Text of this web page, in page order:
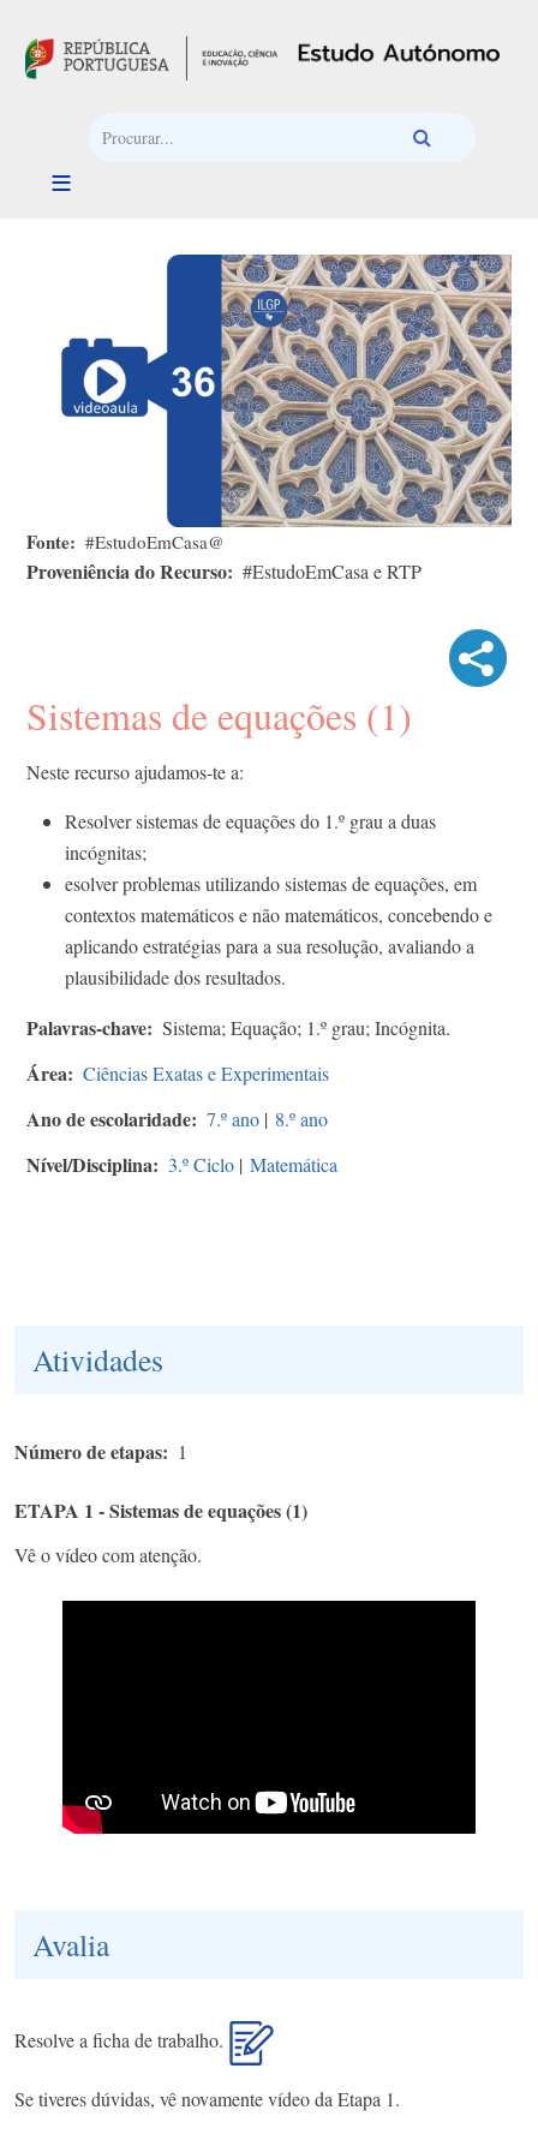
Fonte #EstudoEmCasa@
Proveniência do Recurso #EstudoEmCasa e RTP
Sistemas de equações (1)
Neste recurso ajudamos-te a:
Resolver sistemas de equações do 1.º grau a duas
incógnitas;
esolver problemas utilizando sistemas de equações, em
contextos matemáticos e não matemáticos, concebendo e
aplicando estratégias para a sua resolução, avaliando a
plausibilidade dos resultados.
Palavras-chave Sistema; Equação; 1.º grau; Incógnita.
Área Ciências Exatas e Experimentais
Ano de escolaridade 7.º ano | 8.º ano
Nível/Disciplina 3.º Ciclo | Matemática
Atividades
Número de etapas 1
ETAPA 1 - Sistemas de equações (1)
Vê o vídeo com atenção.
Avalia
Resolve a ficha de trabalho.
Se tiveres dúvidas, vê novamente vídeo da Etapa 1.